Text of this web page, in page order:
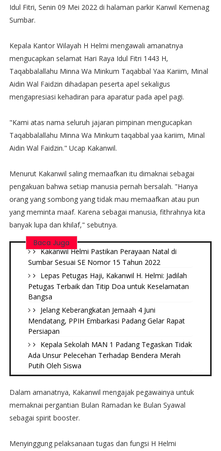
Idul Fitri, Senin 09 Mei 2022 di halaman parkir Kanwil Kemenag
Sumbar.
Kepala Kantor Wilayah H Helmi mengawali amanatnya
mengucapkan selamat Hari Raya Idul Fitri 1443 H,
Taqabbalallahu Minna Wa Minkum Taqabbal Yaa Kariim, Minal
Aidin Wal Faidzin dihadapan peserta apel sekaligus
mengapresiasi kehadiran para aparatur pada apel pagi.
"Kami atas nama seluruh jajaran pimpinan mengucapkan
Taqabbalallahu Minna Wa Minkum taqabbal yaa kariim, Minal
Aidin Wal Faidzin." Ucap Kakanwil.
Menurut Kakanwil saling memaafkan itu dimaknai sebagai
pengakuan bahwa setiap manusia pernah bersalah. "Hanya
orang yang sombong yang tidak mau memaafkan atau pun
yang meminta maaf. Karena sebagai manusia, fithrahnya kita
banyak lupa dan khilaf," sebutnya.
Baca Juga
Kakanwil Helmi Pastikan Perayaan Natal di
Sumbar Sesuai SE Nomor 15 Tahun 2022
Lepas Petugas Haji, Kakanwil H. Helmi: Jadilah
Petugas Terbaik dan Titip Doa untuk Keselamatan
Bangsa
Jelang Keberangkatan Jemaah 4 Juni
Mendatang, PPIH Embarkasi Padang Gelar Rapat
Persiapan
Kepala Sekolah MAN 1 Padang Tegaskan Tidak
Ada Unsur Pelecehan Terhadap Bendera Merah
Putih Oleh Siswa
Dalam amanatnya, Kakanwil mengajak pegawainya untuk
memaknai pergantian Bulan Ramadan ke Bulan Syawal
sebagai spirit booster.
Menyinggung pelaksanaan tugas dan fungsi H Helmi